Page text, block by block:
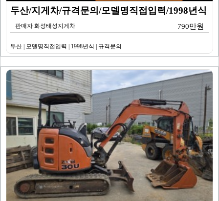
두산/지게차/규격문의/모델명직접입력/1998년식
판매자 화성태성지게차 790만원
두산 | 모델명직접입력 | 1998년식 | 규격문의